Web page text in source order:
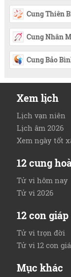
Cung Thiên
Cung Nhân
Cung Bảo
Xem lịch
Lịch vạn niên
Lịch âm 2026
Xem ngày tốt
12 cung
Tử vi hôm nay
Tử vi 2026
12 con giáp
Tử vi trọn đời
Tử vi 12 con
Mục khác